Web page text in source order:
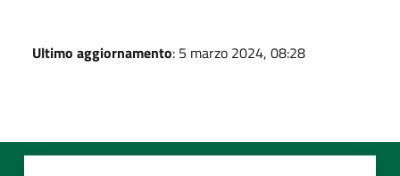
Ultimo aggiornamento: 5 marzo 2024, 08:28